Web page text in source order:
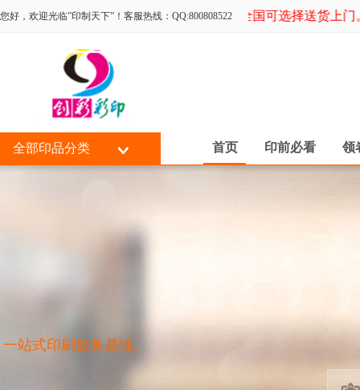
您好，欢迎光临”印制天下”！客服热线：QQ:800808522专为同行印刷，全国可选择送货上门。
全部印品分类 首页 印前必看 领
一站式印刷服务基地